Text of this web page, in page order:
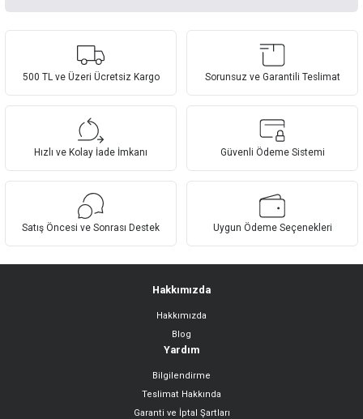
Bu ürünün fiyat bilgisi, resim, ürün açıklamalarında ve diğer konularda
yetersiz gördüğünüz noktaları öneri formunu kullanarak tarafımıza
Görüş ve önerileriniz için teşekkür ederiz.
Ürün resmi kalitesiz, bozuk veya görüntülenemiyor.
Ürün açıklamasında eksik bilgiler bulunuyor.
Bu ürüne benzer farklı alternatifler olmalı.
Gönder
500 TL ve Üzeri Ücretsiz Kargo Sorunsuz ve Garantili Teslimat
Hızlı ve Kolay İade İmkanı Güvenli Ödeme Sistemi
Satış Öncesi ve Sonrası Destek Uygun Ödeme Seçenekleri
Hakkımızda
Hakkımızda
Blog
Yardım
Bilgilendirme
Teslimat Hakkında
Garanti ve İptal Şartları